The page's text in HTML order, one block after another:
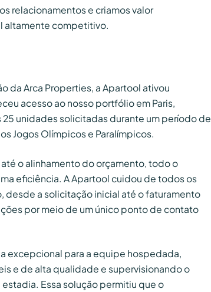
relacionamentos e criamos valor
altamente competitivo.
da Arca Properties, a Apartool ativou
acesso ao nosso portfólio em Paris,
unidades solicitadas durante um período de
Jogos Olímpicos e Paralímpicos.
o alinhamento do orçamento, todo o
eficiência. A Apartool cuidou de todos os
a solicitação inicial até o faturamento
por meio de um único ponto de contato
excepcional para a equipe hospedada,
e de alta qualidade e supervisionando o
Essa solução permitiu que o